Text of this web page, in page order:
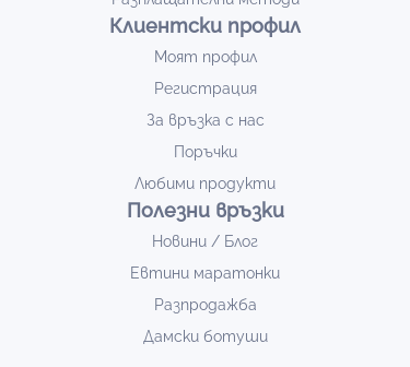
Клиентски профил
Моят профил
Регистрация
За връзка с нас
Поръчки
Любими продукти
Полезни връзки
Новини / Блог
Евтини маратонки
Разпродажба
Дамски ботуши